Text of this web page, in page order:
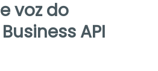
voz do
API